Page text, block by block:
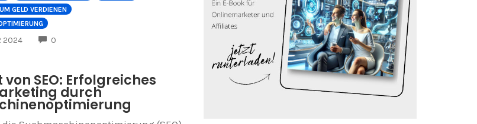
GELD VERDIENEN
2024 0COMMENTS
von SEO: Erfolgreiches
durch